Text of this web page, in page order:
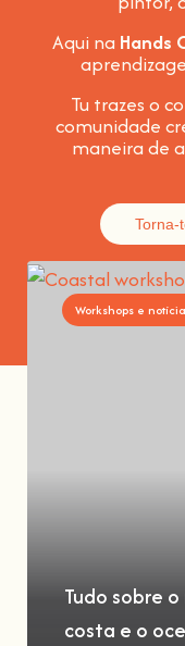
Aqui na Hands
Tu trazes o
comunidade
maneira de
Torna-
Workshops e
Tudo sobre
costa e o